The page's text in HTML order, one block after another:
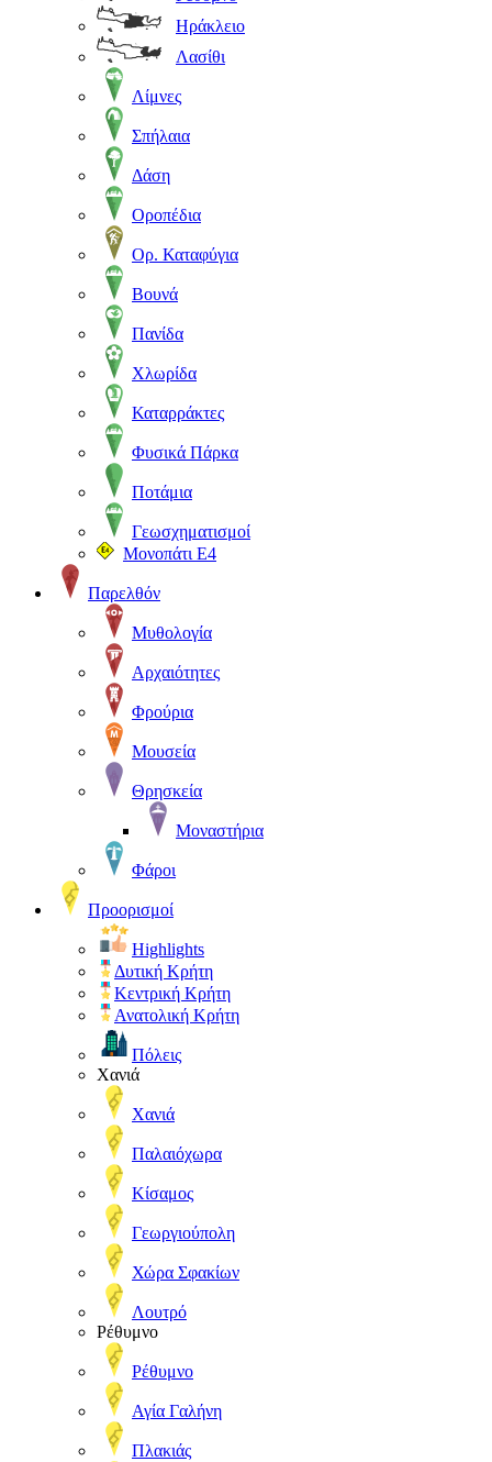
Ηράκλειο
Λασίθι
Λίμνες
Σπήλαια
Δάση
Οροπέδια
Ορ. Καταφύγια
Βουνά
Πανίδα
Χλωρίδα
Καταρράκτες
Φυσικά Πάρκα
Ποτάμια
Γεωσχηματισμοί
Μονοπάτι Ε4
Παρελθόν
Μυθολογία
Αρχαιότητες
Φρούρια
Μουσεία
Θρησκεία
Μοναστήρια
Φάροι
Προορισμοί
Highlights
Δυτική Κρήτη
Κεντρική Κρήτη
Ανατολική Κρήτη
Πόλεις
Χανιά
Χανιά
Παλαιόχωρα
Κίσαμος
Γεωργιούπολη
Χώρα Σφακίων
Λουτρό
Ρέθυμνο
Ρέθυμνο
Αγία Γαλήνη
Πλακιάς